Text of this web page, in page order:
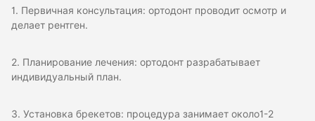
1. Первичная консультация: ортодонт проводит осмотр и
делает рентген.
2. Планирование лечения: ортодонт разрабатывает
индивидуальный план.
3. Установка брекетов: процедура занимает около1-2